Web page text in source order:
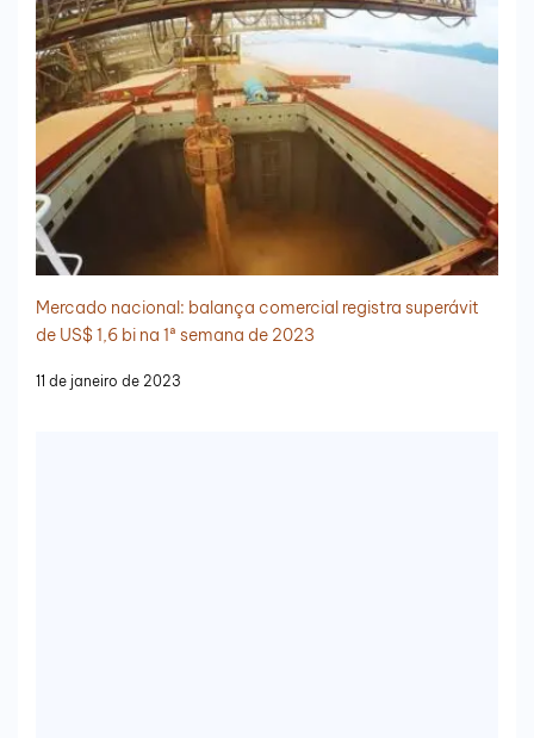
Mercado nacional: balança comercial registra superávit
de US$ 1,6 bi na 1ª semana de 2023
11 de janeiro de 2023